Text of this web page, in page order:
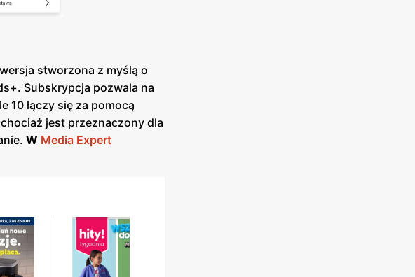
stworzona z myślą o
Subskrypcja pozwala na
łączy się za pomocą
jest przeznaczony dla
W Media Expert